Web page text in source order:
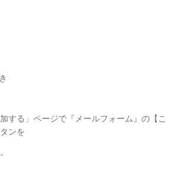
する」ページで『メールフォーム』の【こ
ンを